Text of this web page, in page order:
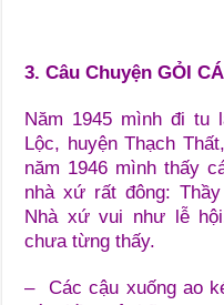
3. Câu Chuyện GỎI
Năm 1945 mình đi tu
Lộc, huyện Thạch
năm 1946 mình thấy
nhà xứ rất đông:
Nhà xứ vui như lễ
chưa từng thấy.
– Các cậu xuống ao